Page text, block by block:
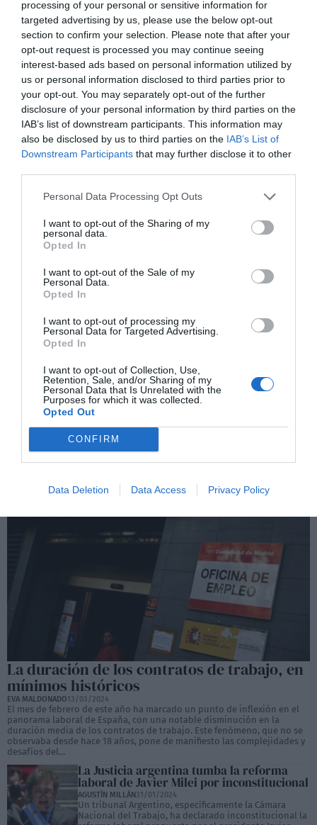
processing of your personal or sensitive information for
targeted advertising by us, please use the below opt-out
section to confirm your selection. Please note that after your
opt-out request is processed you may continue seeing
interest-based ads based on personal information utilized by
us or personal information disclosed to third parties prior to
your opt-out. You may separately opt-out of the further
disclosure of your personal information by third parties on the
IAB’s list of downstream participants. This information may
also be disclosed by us to third parties on the IAB’s List of
Downstream Participants that may further disclose it to other
Personal Data Processing Opt Outs
I want to opt-out of the Sharing of my
personal data.
Opted In
I want to opt-out of the Sale of my
Personal Data.
Opted In
I want to opt-out of processing my
Personal Data for Targeted Advertising.
Opted In
I want to opt-out of Collection, Use,
Retention, Sale, and/or Sharing of my
Personal Data that Is Unrelated with the
Purposes for which it was collected.
Opted Out
CONFIRM
Data Deletion Data Access Privacy Policy
realidad es la que es y la nueva legislación relativa...
La temporalidad de Pedro Sánchez: un
empleo neto requiere la firma de 23
contratos
JOSÉ ANTONIO GÓMEZ05/06/2024
Como cada mes, en estas páginas se analizan las cifras
del paro registrado a través de los datos publicados
por el Servicio Público de Empleo Estatal (SEPE) y, una
vez más, la realidad del mercado laboral en la España
de Pedro Sánchez no es tan positiva como se pretende
vender...
«Nuevo triunfo» de Sánchez: desplome de
la calidad del empleo
JOSÉ ANTONIO GÓMEZ
Pedro Sánchez llegó al poder con la promesa de que
iba a derogar la reforma laboral y que, a raíz de esa
derogación, se iba a mejorar la calidad del empleo que
La duración de los contratos de trabajo, en
mínimos históricos
EVA MALDONADO13/03/2024
El mes de febrero de este año ha marcado un punto de inflexión en el
panorama laboral de España, con una notable disminución en la
duración media de los contratos de trabajo. Este fenómeno, que no se
observaba desde hace 18 años, pone de manifiesto las complejidades y
desafíos del...
La Justicia argentina tumba la reforma
laboral de Javier Milei por inconstitucional
AGUSTÍN MILLÁN31/01/2024
Un tribunal Argentino, específicamente la Cámara
Nacional del Trabajo, ha declarado inconstitucional la